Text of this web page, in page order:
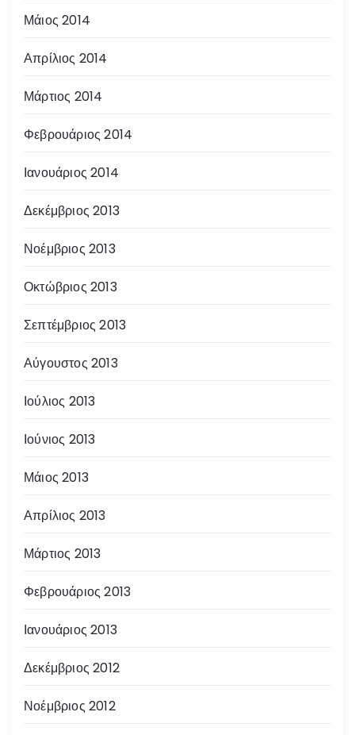
Μάιος 2014
Απρίλιος 2014
Μάρτιος 2014
Φεβρουάριος 2014
Ιανουάριος 2014
Δεκέμβριος 2013
Νοέμβριος 2013
Οκτώβριος 2013
Σεπτέμβριος 2013
Αύγουστος 2013
Ιούλιος 2013
Ιούνιος 2013
Μάιος 2013
Απρίλιος 2013
Μάρτιος 2013
Φεβρουάριος 2013
Ιανουάριος 2013
Δεκέμβριος 2012
Νοέμβριος 2012